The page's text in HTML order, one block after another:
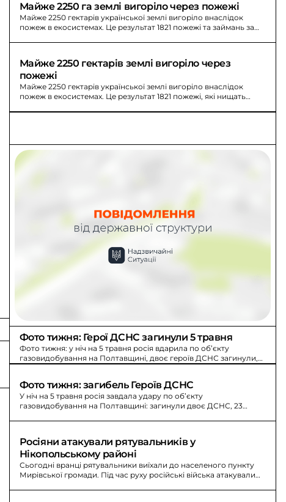
Майже 2250 га землі вигоріло через пожежі
Майже 2250 гектарів української землі вигоріло внаслідок
пожеж в екосистемах. Це результат 1821 пожежі та займань за
Майже 2250 гектарів землі вигоріло через
пожежі
Майже 2250 гектарів української землі вигоріло внаслідок
пожеж в екосистемах. Це результат 1821 пожежі, які нищать
Фото тижня: Герої ДСНС загинули 5 травня
Фото тижня: у ніч на 5 травня росія вдарила по об’єкту
газовидобування на Полтавщині, двоє героїв ДСНС загинули,
ще 23 поранені.
Фото тижня: загибель Героїв ДСНС
У ніч на 5 травня росія завдала удару по об’єкту
газовидобування на Полтавщині: загинули двоє ДСНС, 23
Росіяни атакували рятувальників у
Нікопольському районі
Сьогодні вранці рятувальники виїхали до населеного пункту
Мирівської громади. Під час руху російські війська атакували